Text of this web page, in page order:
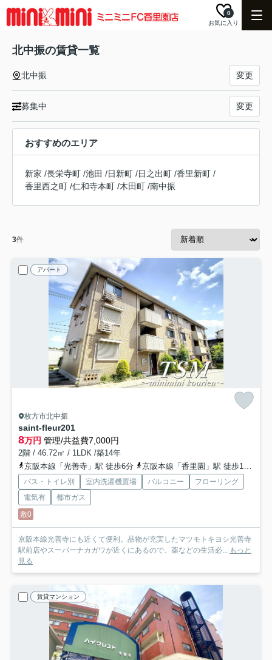
お気に入り
0
北中振の賃貸一覧
北中振 変更
募集中 変更
おすすめのエリア
新家 /長栄寺町 /池田 /日新町 /日之出町 /香里新町 /
香里西之町 /仁和寺本町 /木田町 /南中振
3件
アパート
枚方市北中振
saint-fleur201
8万円 管理/共益費7,000円
2階 / 46.72㎡ / 1LDK /築14年
京阪本線「光善寺」駅 徒歩6分
京阪本線「香里園」駅 徒歩18分
バス・トイレ別 室内洗濯機置場 バルコニー
フローリング
電気有
都市ガス
敷0
京阪本線光善寺にも近くて便利。品物が充実したマツモトキヨシ光善寺
駅前店やスーパーナカガワが近くにあるので、薬などの生活必... もっと
見る
賃貸マンション